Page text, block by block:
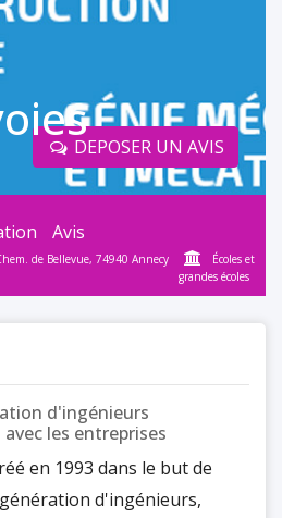
DEPOSER UN AVIS
Avis
de Bellevue, 74940 Annecy
Écoles et
grandes écoles
d'ingénieurs
les entreprises
en 1993 dans le but de
d'ingénieurs,